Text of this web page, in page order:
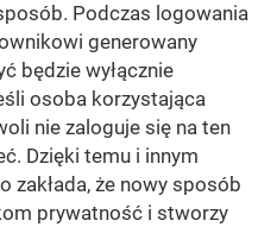
Podczas logowania
generowany
będzie wyłącznie
osoba korzystająca
nie zaloguje się na ten
Dzięki temu i innym
zakłada, że nowy sposób
prywatność i stworzy